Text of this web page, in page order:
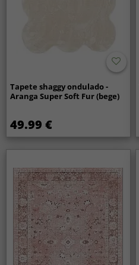
Tapete shaggy ondulado -
Aranga Super Soft Fur (bege)
49.99 €